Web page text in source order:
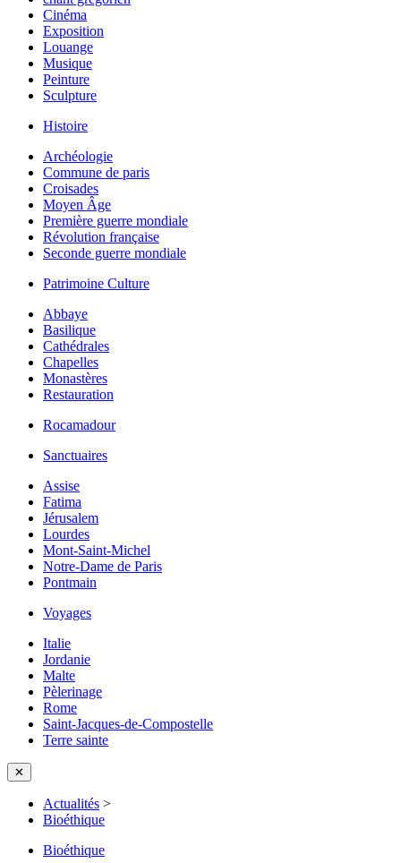
Cinéma
Exposition
Louange
Musique
Peinture
Sculpture
Histoire
Archéologie
Commune de paris
Croisades
Moyen Âge
Première guerre mondiale
Révolution française
Seconde guerre mondiale
Patrimoine Culture
Abbaye
Basilique
Cathédrales
Chapelles
Monastères
Restauration
Rocamadour
Sanctuaires
Assise
Fatima
Jérusalem
Lourdes
Mont-Saint-Michel
Notre-Dame de Paris
Pontmain
Voyages
Italie
Jordanie
Malte
Pèlerinage
Rome
Saint-Jacques-de-Compostelle
Terre sainte
✕
Actualités >
Bioéthique
Bioéthique